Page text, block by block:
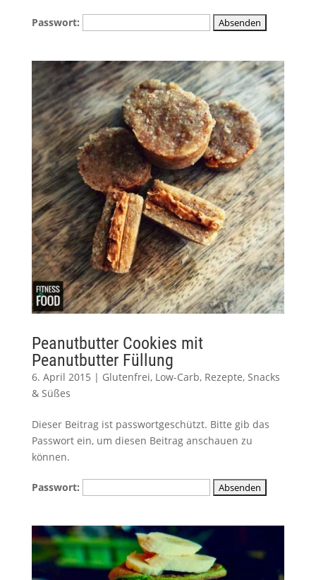
Passwort:
Peanutbutter Cookies mit
Peanutbutter Füllung
6. April 2015 | Glutenfrei, Low-Carb, Rezepte, Snacks
& Süßes
Dieser Beitrag ist passwortgeschützt. Bitte gib das
Passwort ein, um diesen Beitrag anschauen zu
können.
Passwort: